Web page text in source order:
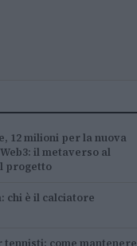
12 milioni per la nuova
il metaverso al
progetto
chi è il calciatore
tennisti: come mantenere